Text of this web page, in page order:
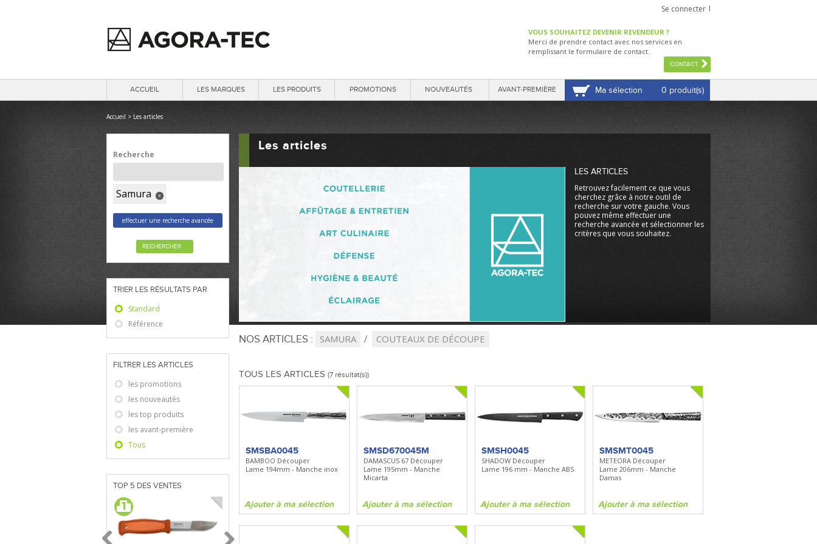
Se connecter
VOUS SOUHAITEZ DEVENIR REVENDEUR ?
Merci de prendre contact avec nos services en
remplissant le formulaire de contact.
CONTACT
ACCUEIL LES MARQUES LES PRODUITS PROMOTIONS NOUVEAUTÉS AVANT-PREMIÈRE Ma sélection 0 produit(s)
Les articles
LES ARTICLES
Retrouvez facilement ce que vous
cherchez grâce à notre outil de
recherche sur votre gauche. Vous
pouvez même effectuer une
recherche avancée et sélectionner les
critères que vous souhaitez.
Accueil > Les articles
Recherche
Samura x
effectuer une recherche avancée
RECHERCHER
TRIER LES RÉSULTATS PAR
Standard
Référence
FILTRER LES ARTICLES
les promotions
les nouveautés
les top produits
les avant-première
Tous
TOP 5 DES VENTES
NOS ARTICLES : SAMURA COUTEAUX DE DÉCOUPE
TOUS LES ARTICLES (7 résultat(s))
SMSBA0045
BAMBOO Découper
Lame 194mm - Manche inox
Ajouter à ma sélection
SMSD670045M
DAMASCUS 67 Découper
Lame 195mm - Manche
Micarta
Ajouter à ma sélection
SMSH0045
SHADOW Découper
Lame 196 mm - Manche ABS
Ajouter à ma sélection
SMSMT0045
METEORA Découper
Lame 206mm - Manche
Damas
Ajouter à ma sélection